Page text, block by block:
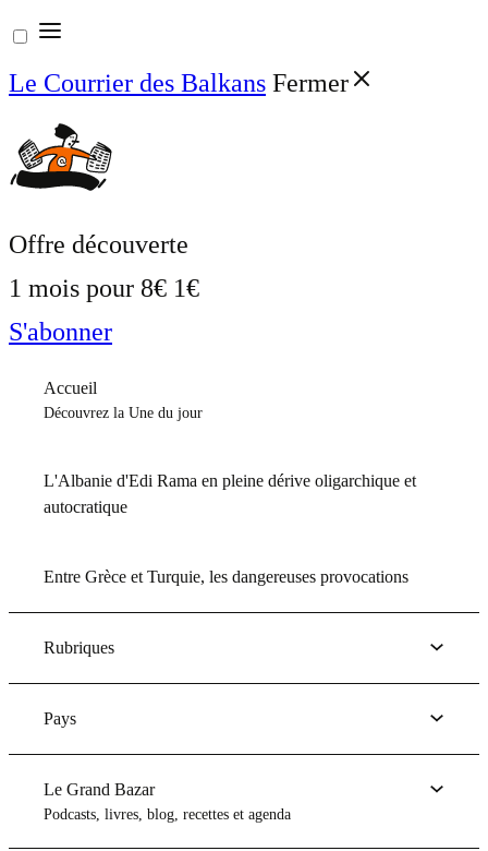
Aller
au
contenu
Le Courrier des Balkans Fermer
Offre découverte
1 mois pour 8€ 1€
S'abonner
Accueil
Découvrez la Une du jour
L'Albanie d'Edi Rama en pleine dérive oligarchique et
autocratique
Entre Grèce et Turquie, les dangereuses provocations
Rubriques
Pays
Le Grand Bazar
Podcasts, livres, blog, recettes et agenda